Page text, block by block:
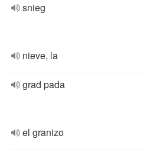
snieg
nieve, la
grad pada
el granizo